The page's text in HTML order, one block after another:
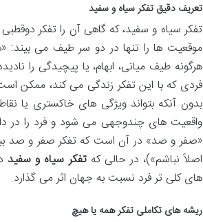
تعریف دقیق تفکر سیاه و سفید
تفکر سیاه و سفید، که گاهی آن را تفکر دوقطبی
موقعیت ها را تنها در دو سر طیف می بیند:
هرگونه طیف میانی، ابهام، یا پیچیدگی را
فردی که با این تفکر زندگی می کند، ممکن
بدون آنکه بتواند ویژگی های خاکستری یا
واقعیت های چندوجهی می شود و فرد را در
«صفر و صد» در آن است که تفکر صفر و صد بیشتر
اصلاً نباشم»)، در حالی کهتفکر سیاه و سفید
های کلی تر فرد نسبت به جهان اثر می گذارد.
ریشه های تکاملی تفکر همه یا هیچ